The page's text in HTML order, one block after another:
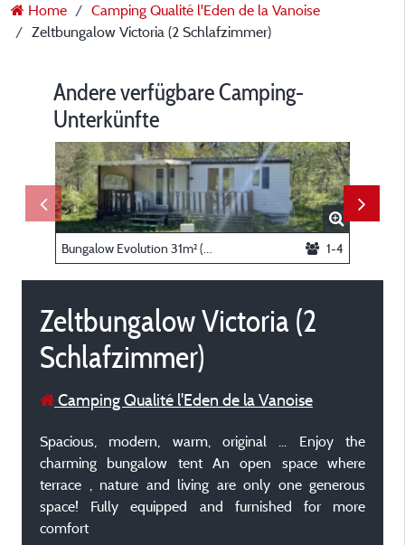
Home
Camping Qualité l'Eden de la Vanoise
Zeltbungalow Victoria (2 Schlafzimmer)
Andere verfügbare Camping-
Unterkünfte
1-4
Zeltbungalow Victoria (2
Schlafzimmer)
Camping Qualité l'Eden de la Vanoise
Spacious, modern, warm, original ... Enjoy the
charming bungalow tent An open space where
terrace , nature and living are only one generous
space! Fully equipped and furnished for more
comfort